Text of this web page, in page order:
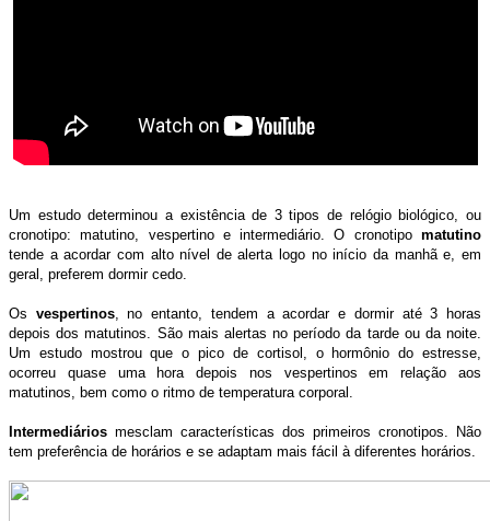
Um estudo determinou a existência de 3 tipos de relógio biológico, ou
cronotipo: matutino, vespertino e intermediário. O cronotipo matutino
tende a acordar com alto nível de alerta logo no início da manhã e, em
geral, preferem dormir cedo.
Os vespertinos, no entanto, tendem a acordar e dormir até 3 horas
depois dos matutinos. São mais alertas no período da tarde ou da noite.
Um estudo mostrou que o pico de cortisol, o hormônio do estresse,
ocorreu quase uma hora depois nos vespertinos em relação aos
matutinos, bem como o ritmo de temperatura corporal.
Intermediários mesclam características dos primeiros cronotipos. Não
tem preferência de horários e se adaptam mais fácil à diferentes horários.